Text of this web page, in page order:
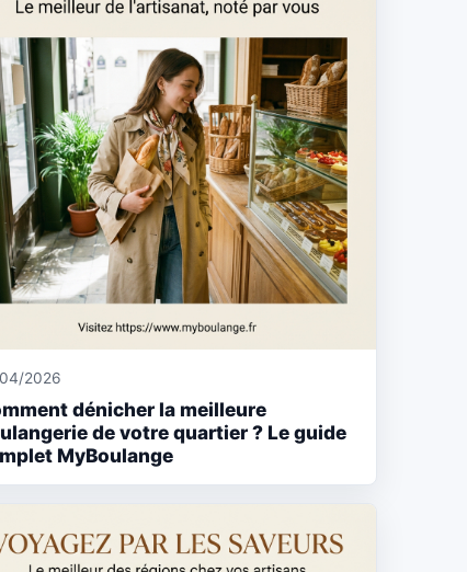
2026
dénicher la meilleure
de votre quartier ? Le guide
MyBoulange